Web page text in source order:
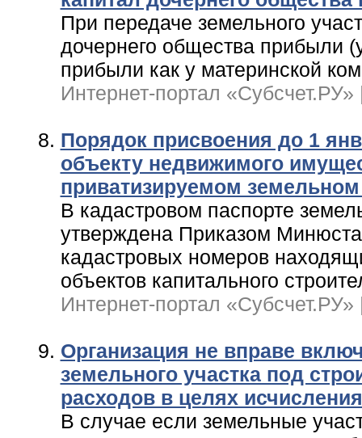
При передаче земельного
дочернего общества прибыли
прибыли как у материнской
Интернет-портал
Порядок присвоения до 1
объекту недвижимого
приватизируемом земельном
В кадастровом паспорте
утверждена Приказом
кадастровых номеров
объектов капитального
Интернет-портал
Организация не вправе
земельного участка под
расходов в целях
В случае если земельные